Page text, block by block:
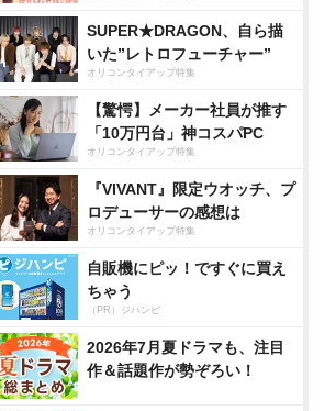
SUPER★DRAGON、自ら描
いた”レトロフューチャー”
オリコンタイアップ特集
【驚愕】メーカー社員が推す
「10万円台」神コスパPC
オリコンタイアップ特集
『VIVANT』限定ウオッチ、プ
ロデューサーの感想は
オリコンタイアップ特集
自販機にピッ！ですぐに買え
ちゃう
（PR）ジハンピ
2026年7月夏ドラマも、注目
作＆話題作が勢ぞろい！